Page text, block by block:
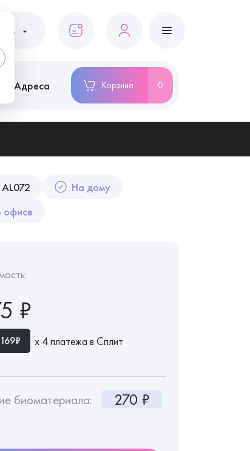
Адреса Корзина 0
AL072
На дому
офисе
₽
169₽ х 4 платежа в Сплит
биоматериала: 270 ₽